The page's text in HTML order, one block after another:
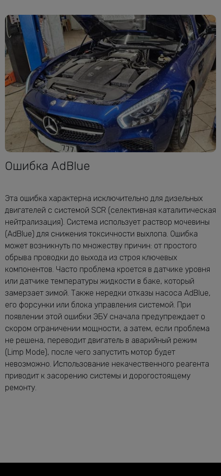
Ошибка AdBlue
Эта ошибка характерна исключительно для дизельных
двигателей с системой SCR (селективная каталитическая
нейтрализация). Система использует раствор мочевины
(AdBlue) для снижения токсичности выхлопа. Ошибка
может возникнуть по множеству причин: от простого
обрыва проводки до выхода из строя ключевых
компонентов. Часто проблема кроется в датчике уровня
или датчике температуры жидкости в баке, который
замерзает зимой. Также нередки отказы насоса AdBlue,
его форсунки или блока управления системой. При
появлении этой ошибки ЭБУ сначала предупреждает о
скором ограничении мощности, а затем, если проблема
не решена, переводит двигатель в аварийный режим
(Limp Mode), после чего запустить мотор будет
невозможно. Использование некачественного реагента
приводит к засорению системы и дорогостоящему
ремонту.